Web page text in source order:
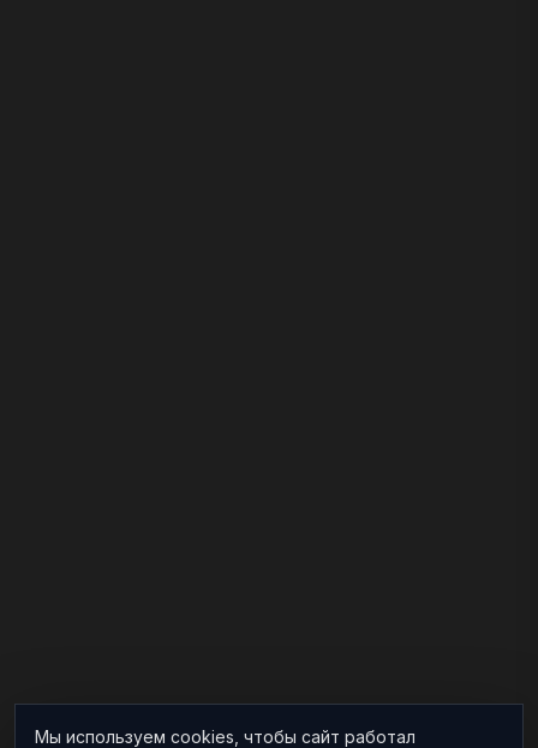
Мы используем cookies, чтобы сайт работал